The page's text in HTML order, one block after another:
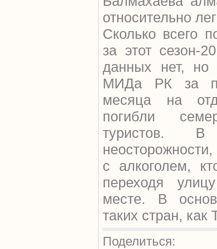
относительно
Сколько всего
за этот сезон-
данных нет, но
МИДа РК за
месяца на
погибли
туристов.
с алкоголем,
переходя
месте. В
таких стран,
Поделиться: